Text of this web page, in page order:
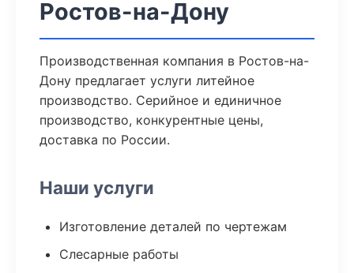
Ростов-на-Дону
Производственная компания в Ростов-на-
Дону предлагает услуги литейное
производство. Серийное и единичное
производство, конкурентные цены,
доставка по России.
Наши услуги
Изготовление деталей по чертежам
Слесарные работы